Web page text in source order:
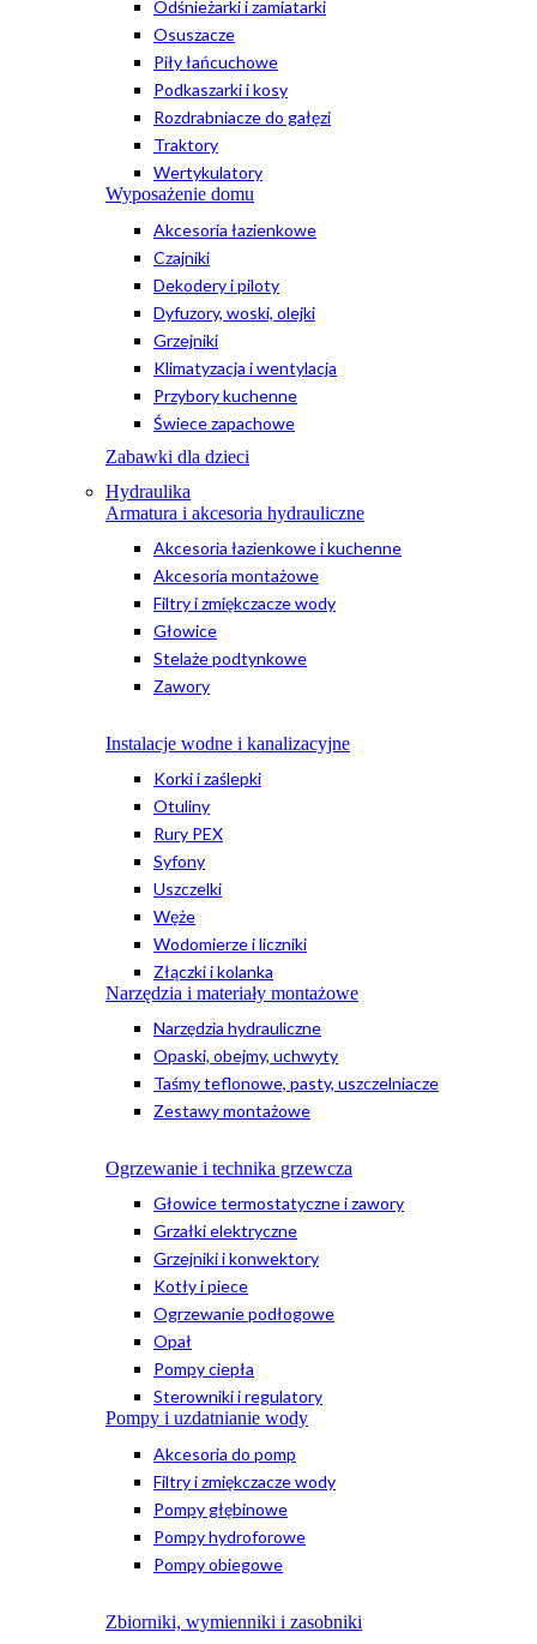
Odśnieżarki i zamiatarki
Osuszacze
Piły łańcuchowe
Podkaszarki i kosy
Rozdrabniacze do gałęzi
Traktory
Wertykulatory
Wyposażenie domu
Akcesoria łazienkowe
Czajniki
Dekodery i piloty
Dyfuzory, woski, olejki
Grzejniki
Klimatyzacja i wentylacja
Przybory kuchenne
Świece zapachowe
Zabawki dla dzieci
Hydraulika
Armatura i akcesoria hydrauliczne
Akcesoria łazienkowe i kuchenne
Akcesoria montażowe
Filtry i zmiękczacze wody
Głowice
Stelaże podtynkowe
Zawory
Instalacje wodne i kanalizacyjne
Korki i zaślepki
Otuliny
Rury PEX
Syfony
Uszczelki
Węże
Wodomierze i liczniki
Złączki i kolanka
Narzędzia i materiały montażowe
Narzędzia hydrauliczne
Opaski, obejmy, uchwyty
Taśmy teflonowe, pasty, uszczelniacze
Zestawy montażowe
Ogrzewanie i technika grzewcza
Głowice termostatyczne i zawory
Grzałki elektryczne
Grzejniki i konwektory
Kotły i piece
Ogrzewanie podłogowe
Opał
Pompy ciepła
Sterowniki i regulatory
Pompy i uzdatnianie wody
Akcesoria do pomp
Filtry i zmiękczacze wody
Pompy głębinowe
Pompy hydroforowe
Pompy obiegowe
Zbiorniki, wymienniki i zasobniki